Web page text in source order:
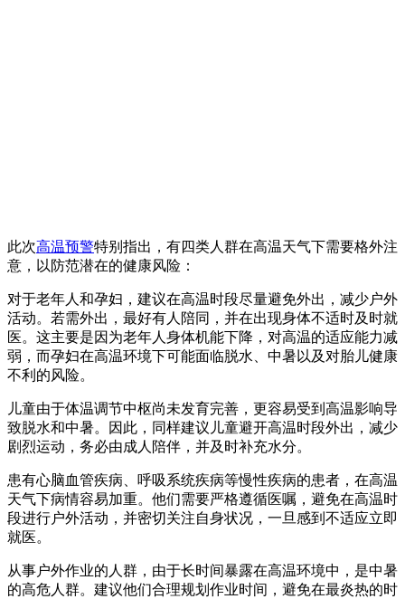
此次高温预警特别指出，有四类人群在高温天气下需要格外注
意，以防范潜在的健康风险：
对于老年人和孕妇，建议在高温时段尽量避免外出，减少户外
活动。若需外出，最好有人陪同，并在出现身体不适时及时就
医。这主要是因为老年人身体机能下降，对高温的适应能力减
弱，而孕妇在高温环境下可能面临脱水、中暑以及对胎儿健康
不利的风险。
儿童由于体温调节中枢尚未发育完善，更容易受到高温影响导
致脱水和中暑。因此，同样建议儿童避开高温时段外出，减少
剧烈运动，务必由成人陪伴，并及时补充水分。
患有心脑血管疾病、呼吸系统疾病等慢性疾病的患者，在高温
天气下病情容易加重。他们需要严格遵循医嘱，避免在高温时
段进行户外活动，并密切关注自身状况，一旦感到不适应立即
就医。
从事户外作业的人群，由于长时间暴露在高温环境中，是中暑
的高危人群。建议他们合理规划作业时间，避免在最炎热的时